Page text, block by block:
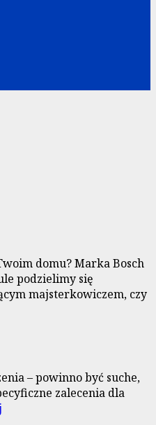
domu? Marka Bosch
podzielimy się
majsterkowiczem, czy
– powinno być suche,
zalecenia dla